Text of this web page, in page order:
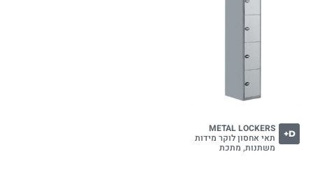
D+
METAL LOCKERS
תאי אחסון לוקר מידות
משתנות, מתכת